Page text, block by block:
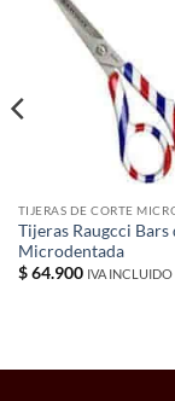
TIJERAS DE CORTE
Tijeras Raugcci Bars
Microdentada
$64.900 IVA INCLUIDO